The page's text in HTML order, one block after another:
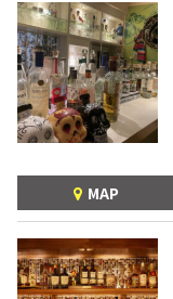
MAP